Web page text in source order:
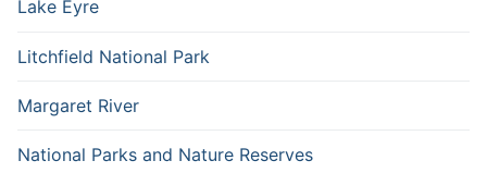
Lake Eyre
Litchfield National Park
Margaret River
National Parks and Nature Reserves